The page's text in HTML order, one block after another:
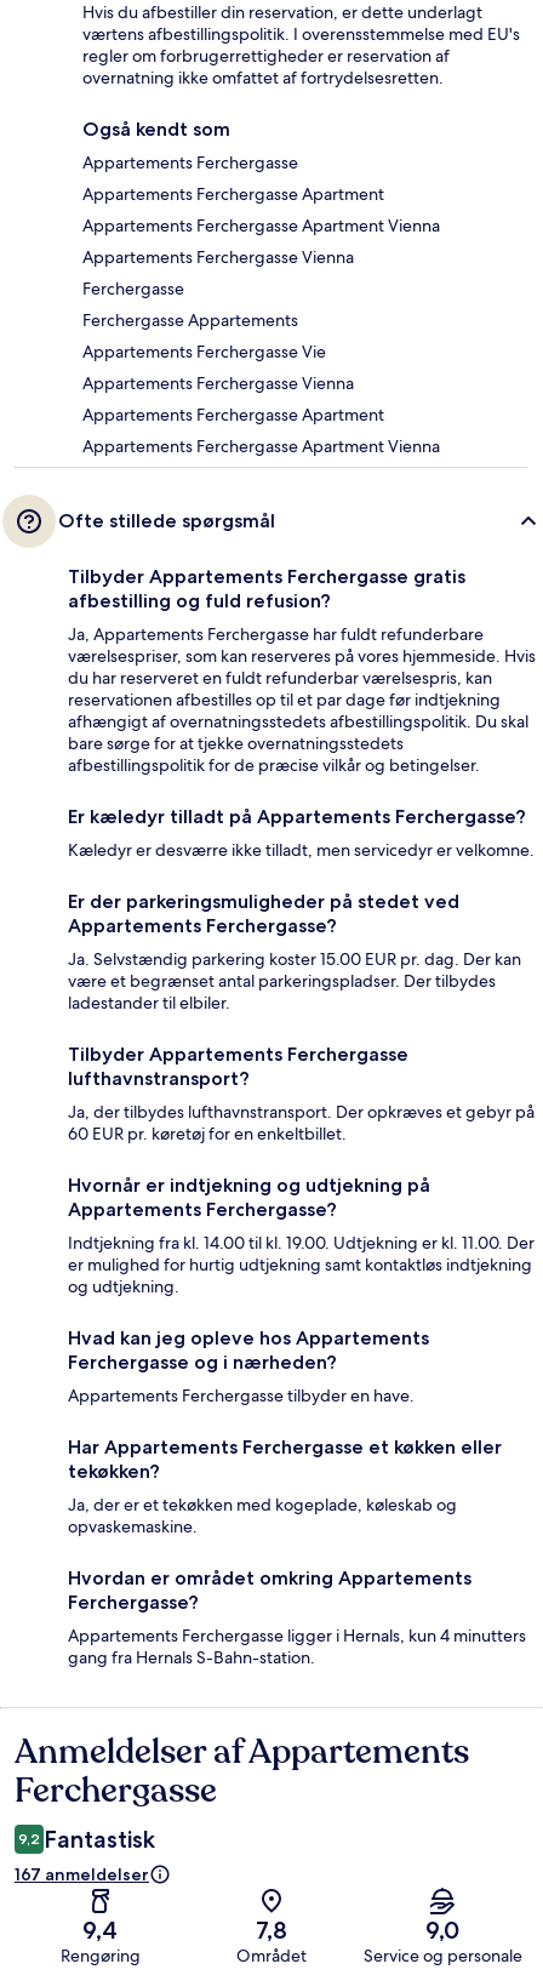
Hvis du afbestiller din reservation, er dette underlagt
værtens afbestillingspolitik. I overensstemmelse med EU's
regler om forbrugerrettigheder er reservation af
overnatning ikke omfattet af fortrydelsesretten.
Også kendt som
Appartements Ferchergasse
Appartements Ferchergasse Apartment
Appartements Ferchergasse Apartment Vienna
Appartements Ferchergasse Vienna
Ferchergasse
Ferchergasse Appartements
Appartements Ferchergasse Vie
Appartements Ferchergasse Vienna
Appartements Ferchergasse Apartment
Appartements Ferchergasse Apartment Vienna
Ofte stillede spørgsmål
Tilbyder Appartements Ferchergasse gratis
afbestilling og fuld refusion?
Ja, Appartements Ferchergasse har fuldt refunderbare
værelsespriser, som kan reserveres på vores hjemmeside. Hvis
du har reserveret en fuldt refunderbar værelsespris, kan
reservationen afbestilles op til et par dage før indtjekning
afhængigt af overnatningsstedets afbestillingspolitik. Du skal
bare sørge for at tjekke overnatningsstedets
afbestillingspolitik for de præcise vilkår og betingelser.
Er kæledyr tilladt på Appartements Ferchergasse?
Kæledyr er desværre ikke tilladt, men servicedyr er velkomne.
Er der parkeringsmuligheder på stedet ved
Appartements Ferchergasse?
Ja. Selvstændig parkering koster 15.00 EUR pr. dag. Der kan
være et begrænset antal parkeringspladser. Der tilbydes
ladestander til elbiler.
Tilbyder Appartements Ferchergasse
lufthavnstransport?
Ja, der tilbydes lufthavnstransport. Der opkræves et gebyr på
60 EUR pr. køretøj for en enkeltbillet.
Hvornår er indtjekning og udtjekning på
Appartements Ferchergasse?
Indtjekning fra kl. 14.00 til kl. 19.00. Udtjekning er kl. 11.00. Der
er mulighed for hurtig udtjekning samt kontaktløs indtjekning
og udtjekning.
Hvad kan jeg opleve hos Appartements
Ferchergasse og i nærheden?
Appartements Ferchergasse tilbyder en have.
Har Appartements Ferchergasse et køkken eller
tekøkken?
Ja, der er et tekøkken med kogeplade, køleskab og
opvaskemaskine.
Hvordan er området omkring Appartements
Ferchergasse?
Appartements Ferchergasse ligger i Hernals, kun 4 minutters
gang fra Hernals S-Bahn-station.
Anmeldelser
Anmeldelser af Appartements
Ferchergasse
9,2 Fantastisk
167 anmeldelser
9,4
Rengøring
7,8
Området
9,0
Service og personale